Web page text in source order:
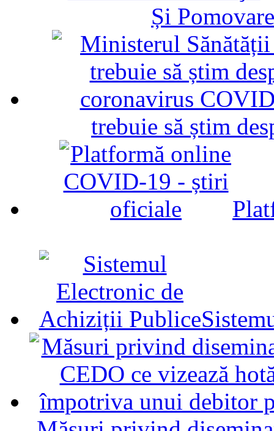
Și
trebuie să știm